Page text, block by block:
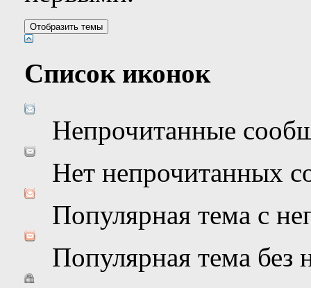
Список иконок
Непрочитанные
Нет непрочитанных
Популярная тема с
Популярная тема